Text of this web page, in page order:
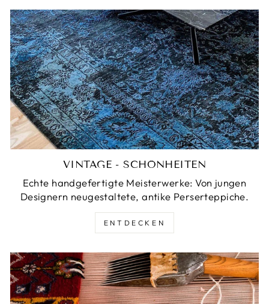
VINTAGE - SCHÖNHEITEN
Echte handgefertigte Meisterwerke: Von jungen
Designern neugestaltete, antike Perserteppiche.
ENTDECKEN